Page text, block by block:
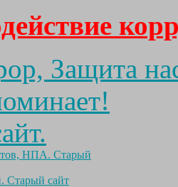
Защита
НПА. Старый
Старый сайт